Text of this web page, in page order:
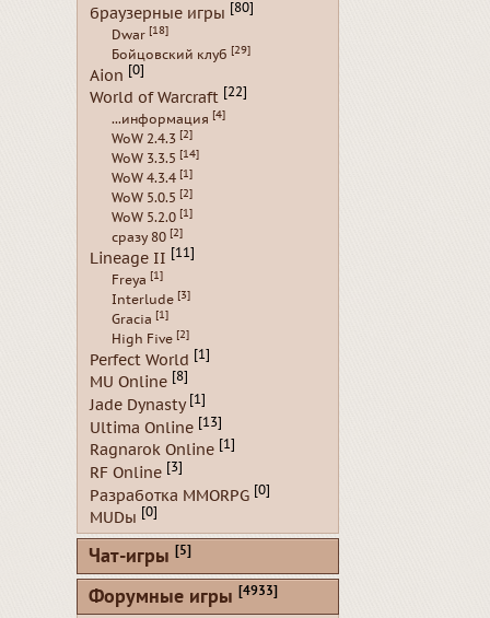
браузерные игры [80]
Dwar [18]
Бойцовский клуб [29]
Aion [0]
World of Warcraft [22]
...информация [4]
WoW 2.4.3 [2]
WoW 3.3.5 [14]
WoW 4.3.4 [1]
WoW 5.0.5 [2]
WoW 5.2.0 [1]
сразу 80 [2]
Lineage II [11]
Freya [1]
Interlude [3]
Gracia [1]
High Five [2]
Perfect World [1]
MU Online [8]
Jade Dynasty [1]
Ultima Online [13]
Ragnarok Online [1]
RF Online [3]
Разработка MMORPG [0]
MUDы [0]
Чат-игры [5]
Форумные игры [4933]